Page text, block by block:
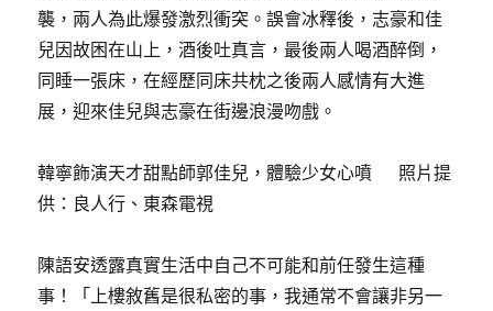
襲，兩人為此爆發激烈衝突。誤會冰釋後，志豪和佳
兒因故困在山上，酒後吐真言，最後兩人喝酒醉倒，
同睡一張床，在經歷同床共枕之後兩人感情有大進
展，迎來佳兒與志豪在街邊浪漫吻戲。
韓寧飾演天才甜點師郭佳兒，體驗少女心噴 照片提
供：良人行、東森電視
陳語安透露真實生活中自己不可能和前任發生這種
事！「上樓敘舊是很私密的事，我通常不會讓非另一